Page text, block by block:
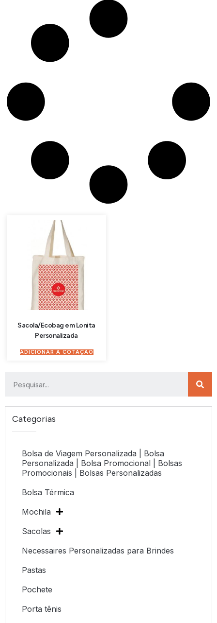
Categorias
Bolsa de Viagem Personalizada | Bolsa
Personalizada | Bolsa Promocional | Bolsas
Promocionais | Bolsas Personalizadas
Bolsa Térmica
Mochila
Sacolas
Necessaires Personalizadas para Brindes
Pastas
Pochete
Porta tênis
Sacola/Ecobag em Lonita
Personalizada
ADICIONAR À COTAÇÃO